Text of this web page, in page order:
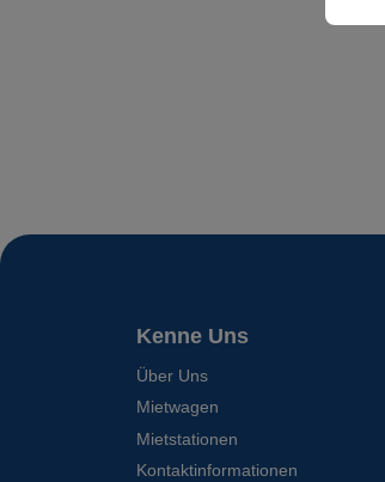
Kenne Uns
Über Uns
Mietwagen
Mietstationen
Kontaktinformationen